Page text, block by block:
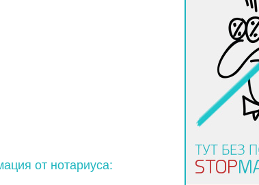
от нотариуса: